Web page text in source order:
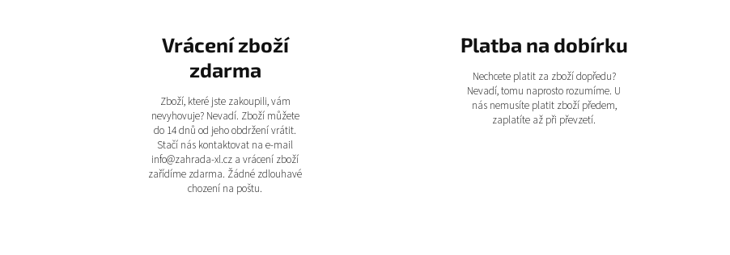
Vrácení zboží
zdarma
Zboží, které jste zakoupili, vám
nevyhovuje? Nevadí. Zboží můžete
do 14 dnů od jeho obdržení vrátit.
Stačí nás kontaktovat na e-mail
info@zahrada-xl.cz a vrácení zboží
zařídíme zdarma. Žádné zdlouhavé
chození na poštu.
Platba na dobírku
Nechcete platit za zboží dopředu?
Nevadí, tomu naprosto rozumíme. U
nás nemusíte platit zboží předem,
zaplatíte až při převzetí.